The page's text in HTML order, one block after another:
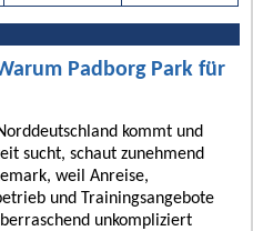
Padborg Park für
kommt und
sucht, schaut zunehmend
weil Anreise,
und Trainingsangebote
unkompliziert